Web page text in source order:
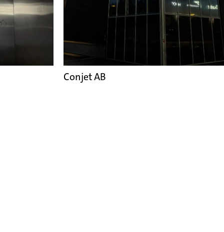
Conjet AB